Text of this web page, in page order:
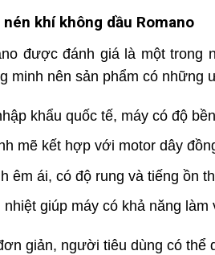
khí không dầu Romano
được đánh giá là một trong
minh nên sản phẩm có những
khẩu quốc tế, máy có độ
mẽ kết hợp với motor dây
êm ái, có độ rung và tiếng ồn
nhiệt giúp máy có khả năng
giản, người tiêu dùng có thể